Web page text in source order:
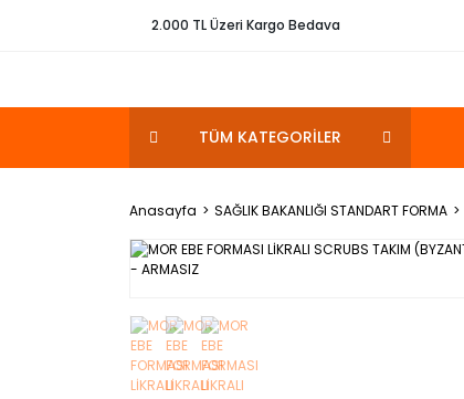
2.000 TL Üzeri Kargo Bedava
TÜM KATEGORİLER
Anasayfa SAĞLIK BAKANLIĞI STANDART FORMA